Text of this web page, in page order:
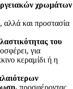
χρωμάτων
και προστασία
του
για
κεραμίδι ή η